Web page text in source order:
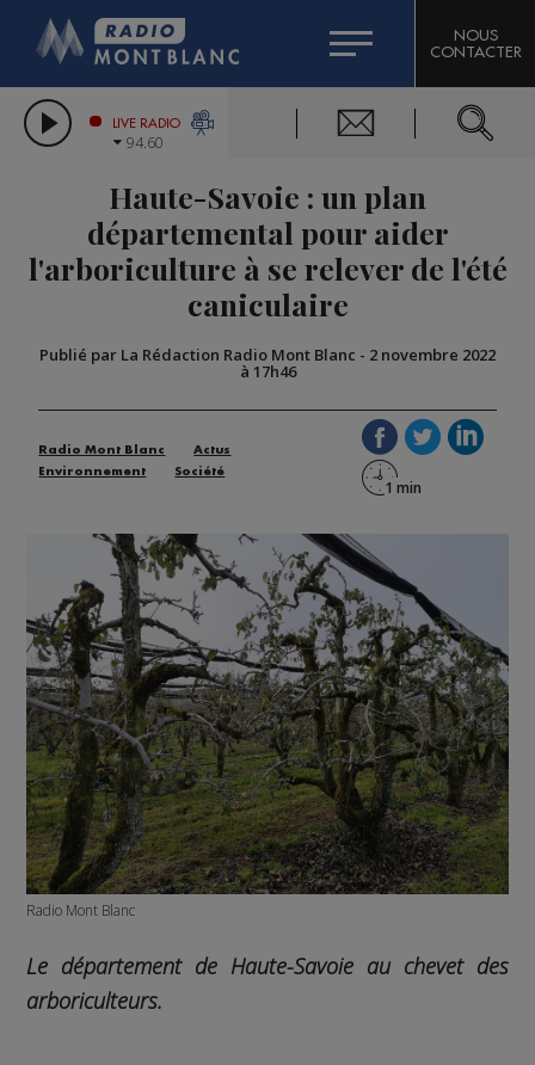
LES CHRONIQUES DE L'EXPERT
CITIZEN MACHINERY
GRAND MASSIF DOMAINES SKIABLES
BIGARD
COMPAGNIE DU MONT-BLANC
NOUS
CONTACTER
LIVE RADIO
94.60
Haute-Savoie : un plan
départemental pour aider
l'arboriculture à se relever de l'été
caniculaire
Publié par La Rédaction Radio Mont Blanc - 2 novembre 2022
à 17h46
Radio Mont Blanc
Actus
Environnement
Société
Radio Mont Blanc
Le département de Haute-Savoie au chevet des
arboriculteurs.